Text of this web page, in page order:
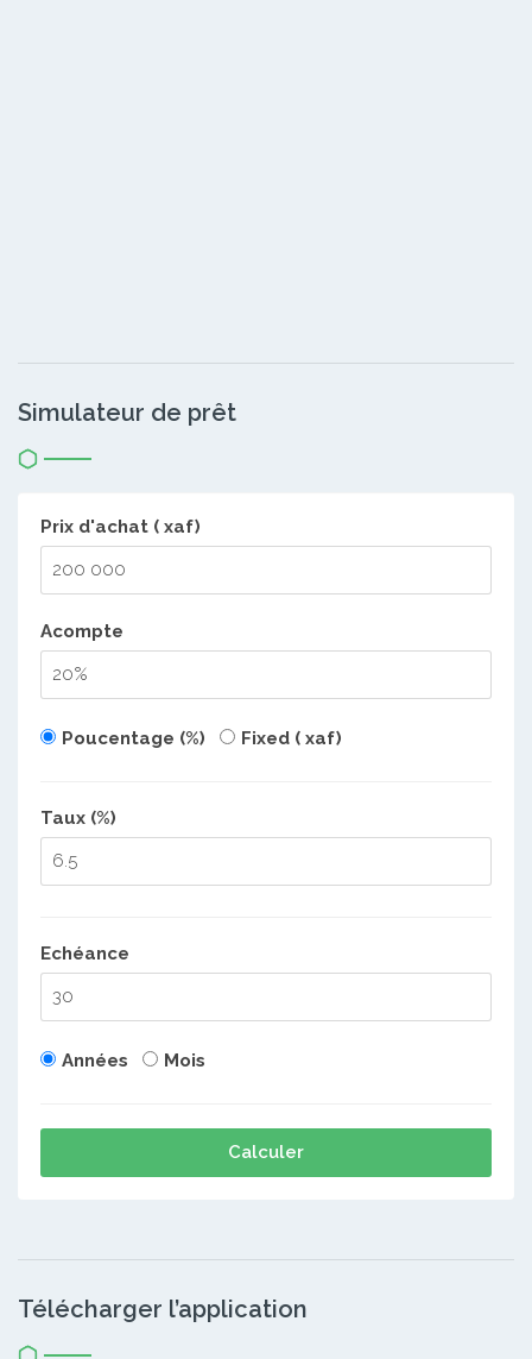
Simulateur de prêt
Prix d'achat ( xaf)
Acompte
Poucentage (%) Fixed ( xaf)
Taux (%)
Echéance
Années Mois
Calculer
Télécharger l’application